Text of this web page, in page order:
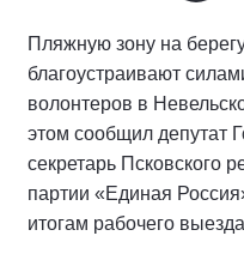
Пляжную зону на
благоустраивают
волонтеров в
этом сообщил депутат
секретарь Псковского
партии «Единая
итогам рабочего